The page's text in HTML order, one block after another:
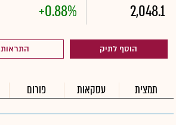
2,048.1
+0.88%
הוסף לתיק התראות
תמצית עסקאות פורום